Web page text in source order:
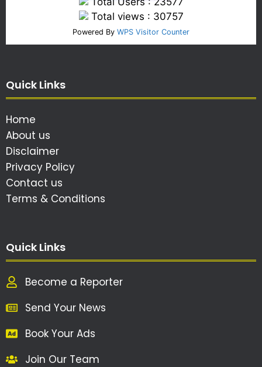
Total views : 30757
Powered By WPS Visitor Counter
Quick Links
Home
About us
Disclaimer
Privacy Policy
Contact us
Terms & Conditions
Quick Links
Become a Reporter
Send Your News
Book Your Ads
Join Our Team